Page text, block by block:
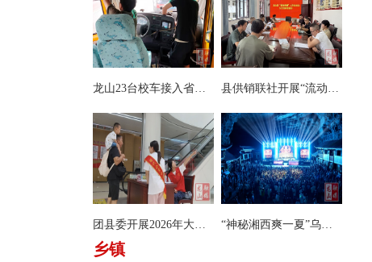
龙山23台校车接入省级智慧安全监管系统 县供销联社开展“流动供销”业务及安全知识专项培训
团县委开展2026年大学生暑期系列实践活动 “神秘湘西爽一夏”乌龙山首届洞穴摇滚音乐会唱响飞虎洞
乡镇